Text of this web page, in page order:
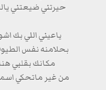
حيرتني ضيعتني
ياعيني اللي بك
بحلامنه نفس
مكانك بقلبي
من غير ماتحكي